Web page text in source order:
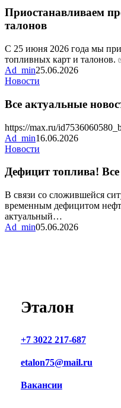
топливных
и
Приостанавливаем
талонов
С 25 июня 2026 года мы
топливных карт и
Ad_min25.06.2026
Новости
новости
в
нашем
канале
MAX
Все актуальные
https://max.ru/
Ad_min16.06.2026
Новости
Все
новости!
Дефицит топлива!
В связи со сложившейся
временным дефицитом
актуальный…
Ad_min05.06.2026
Эталон
+7 3022 217-687
etalon75@mail.ru
Вакансии